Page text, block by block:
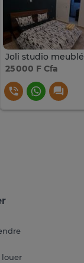
Joli studio meublé
25 000 F Cfa
louer